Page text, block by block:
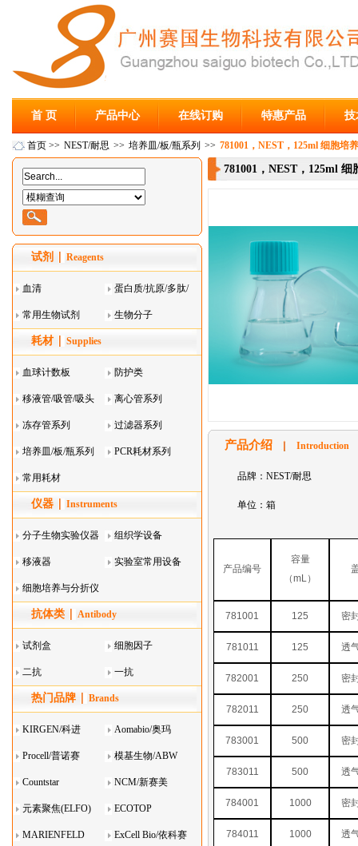
首 页 产品中心 在线订购 特惠产品 技
首页 >> NEST/耐思 >> 培养皿/板/瓶系列 >> 781001，NEST，125ml 细胞培
试剂 Reagents
血清 蛋白质/抗原/多肽/
酶
常用生物试剂 生物分子
耗材 Supplies
血球计数板 防护类
移液管/吸管/吸头
系列
离心管系列
冻存管系列 过滤器系列
培养皿/板/瓶系列 PCR耗材系列
常用耗材
仪器 Instruments
分子生物实验仪器 组织学设备
移液器 实验室常用设备
细胞培养与分折仪
器叠
抗体类 Antibody
试剂盒 细胞因子
二抗 一抗
热门品牌 Brands
KIRGEN/科进 Aomabio/奥玛
Procell/普诺赛 模基生物/ABW
Countstar NCM/新赛美
元素聚焦(ELFO) ECOTOP
MARIENFELD ExCell Bio/依科赛
781001，NEST，125ml
产品介绍 Introduction
品牌：NEST/耐思
单位：箱
产品编号
容量
（mL）
781001 125 密
781011 125 透
782001 250 密
782011 250 透
783001 500 密
783011 500 透
784001 1000 密
784011 1000 透